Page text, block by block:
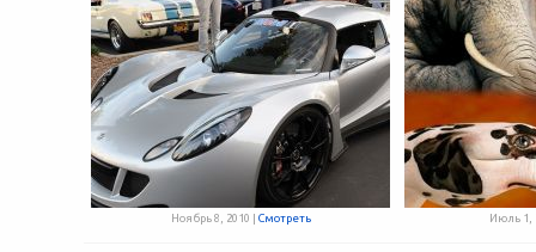
Ноябрь 8, 2010 | Смотреть Июль 1,